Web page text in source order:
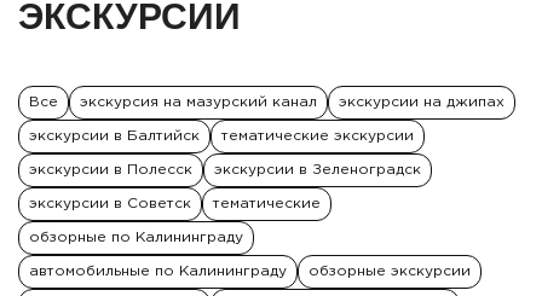
ЭКСКУРСИИ
Все экскурсия на мазурский канал экскурсии на джипах
экскурсии в Балтийск тематические экскурсии
экскурсии в Полесск экскурсии в Зеленоградск
экскурсии в Советск тематические
обзорные по Калининграду
автомобильные по Калининграду обзорные экскурсии